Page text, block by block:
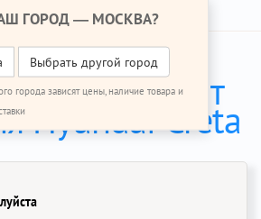
ГОРОД — МОСКВА?
Выбрать другой город
города зависят цены, наличие товара и
Крета Двигатель
на ремонт
Hyundai Creta